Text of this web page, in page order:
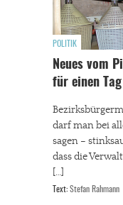
POLITIK
Neues vom
für einen
darf man bei
sagen –
dass die
[…]
Text: Stefan Rahmann